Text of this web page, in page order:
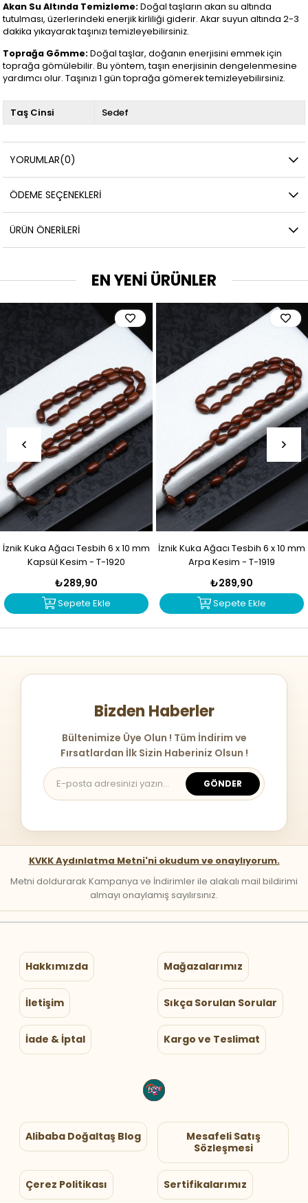
Akan Su Altında Temizleme:Doğal taşların akan su altında
tutulması, üzerlerindeki enerjik kirliliği giderir. Akar suyun altında 2-3
dakika yıkayarak taşınızı temizleyebilirsiniz.
Toprağa Gömme:Doğal taşlar, doğanın enerjisini emmek için
toprağa gömülebilir. Bu yöntem, taşın enerjisinin dengelenmesine
yardımcı olur. Taşınızı 1 gün toprağa gömerek temizleyebilirsiniz.
Taş Cinsi Sedef
YORUMLAR(0)
ÖDEME SEÇENEKLERI
ÜRÜN ÖNERILERI
EN YENİ ÜRÜNLER
İznik Kuka Ağacı Tesbih 6 x 10 mm
Kapsül Kesim - T-1920
₺289,90
Sepete Ekle
İznik Kuka Ağacı Tesbih 6 x 10 mm
Arpa Kesim - T-1919
₺289,90
Sepete Ekle
Bizden Haberler
Bültenimize Üye Olun ! Tüm İndirim ve
Fırsatlardan İlk Sizin Haberiniz Olsun !
GÖNDER
KVKK Aydınlatma Metni'ni okudum ve onaylıyorum.
Metni doldurarak Kampanya ve İndirimler ile alakalı mail bildirimi
almayı onaylamış sayılırsınız.
Hakkımızda Mağazalarımız
İletişim Sıkça Sorulan Sorular
İade & İptal Kargo ve Teslimat
Alibaba Doğaltaş Blog
Mesafeli Satış
Sözleşmesi
Çerez Politikası Sertifikalarımız